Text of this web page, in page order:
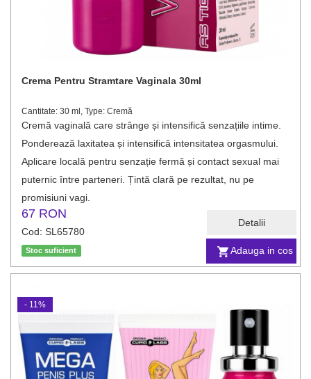
Adauga in cos
Detalii
Crema Pentru Stramtare Vaginala 30ml
Cantitate: 30 ml, Type: Cremă
Cremă vaginală care strânge și intensifică senzațiile intime.
Ponderează laxitatea și intensifică intensitatea orgasmului.
Aplicare locală pentru senzație fermă și contact sexual mai
puternic între parteneri. Țintă clară pe rezultat, nu pe
promisiuni vagi.
67 RON
Cod: SL65780
Stoc suficient
- 11%